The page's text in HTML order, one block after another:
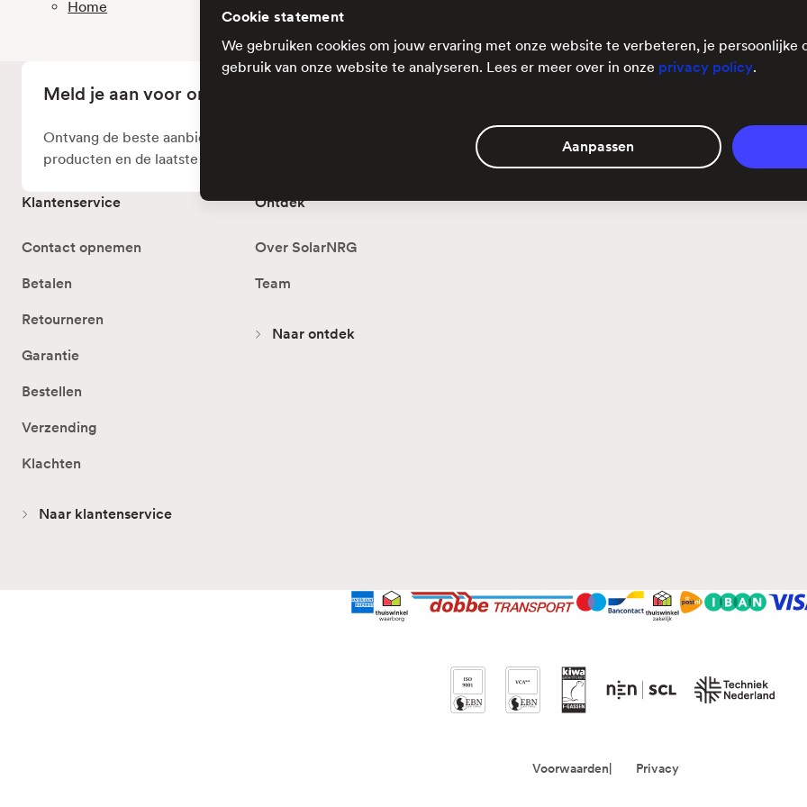
Cookie statement
We gebruiken cookies om jouw ervaring met onze website te verbeteren, je persoonlijke
gebruik van onze website te analyseren. Lees er meer over in onze privacy policy.
Aanpassen
Home
Meld je aan voor onze nieuwsbrief
Ontvang de beste aanbiedingen, informatie over de nieuwste
producten en de laatste marktontwikkelingen direct in je mailbox.
Klantenservice
Contact opnemen
Betalen
Retourneren
Garantie
Bestellen
Verzending
Klachten
Naar klantenservice
Ontdek
Over SolarNRG
Team
Naar ontdek
Voorwaarden Privacy